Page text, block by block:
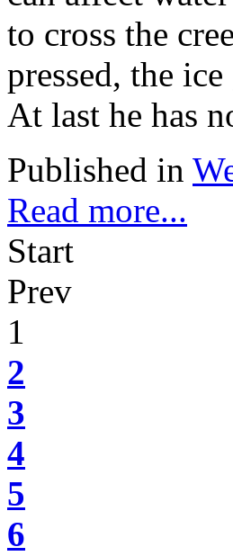
to cross the
pressed, the
At last he has
Published in
Read more...
Start
Prev
1
2
3
4
5
6